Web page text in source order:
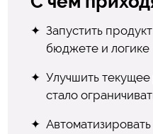
Запустить
бюджете и логике
Улучшить
стало